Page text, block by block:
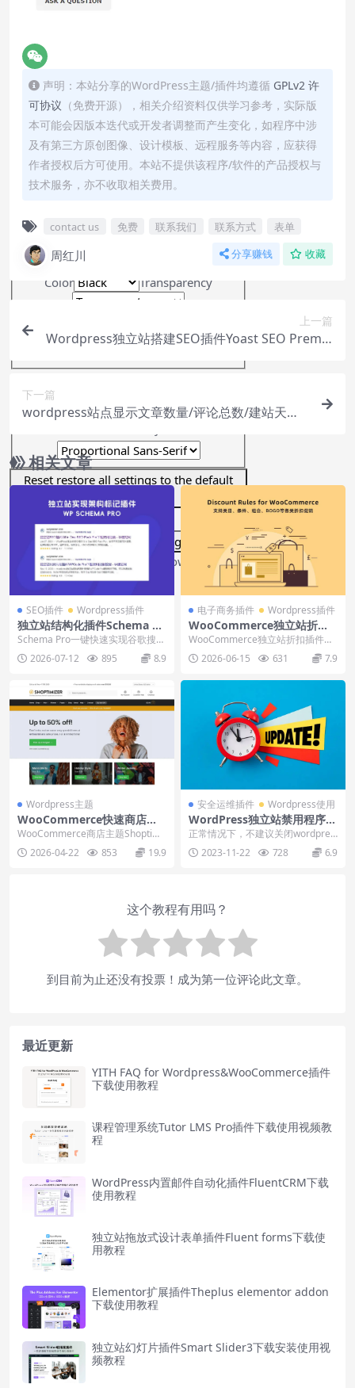
cancel and close the window.
Text
Color
Transparency
Background
Color
Transparency
Font Size
Reset restore all settings to the default
values
Done
Close Modal Dialog
End of dialog window.
声明：本站分享的WordPress主题/插件均遵循 GPLv2 许
可协议 （免费开源），相关介绍资料仅供学习参考，实际版
本可能会因版本迭代或开发者调整而产生变化，如程序中涉
及有第三方原创图像、设计模板、远程服务等内容，应获得
作者授权后方可使用。本站不提供该程序/软件的产品授权与
技术服务，亦不收取相关费用。
contact us 免费 联系我们 联系方式 表单
周红川 分享赚钱 收藏
上一篇
Wordpress独立站搭建SEO插件Yoast SEO Premiu
m下载安装视频
下一篇
wordpress站点显示文章数量/评论总数/建站天数/
相关文章
SEO插件 Wordpress插件
独立站结构化插件Schema Pr
o实现谷歌搜索结果SERP富媒
Schema Pro一键快速实现谷歌搜索
结果SERP富媒体信息展示，支持评
价、产...
2026-07-12 895 8.9
电子商务插件 Wordpress插件
WooCommerce独立站折扣
插件Discount Rules下载使用
WooCommerce独立站折扣插件Di
scount Rules for Woo...
2026-06-15 631 7.9
Wordpress主题
WooCommerce快速商店主
题Shoptimizer下载使用视频
教程
WooCommerce商店主题Shoptimi
zer，专注速度优化和页面转化率
的...2026-04-22 853 19.9
安全运维插件 Wordpress使用
WordPress独立站禁用程序主
题和插件自动更新（插件和代
码）
正常情况下，不建议关闭wordpres
s独立站的任何更新，特别是wordp
res...2023-11-22 728 6.9
这个教程有用吗？
到目前为止还没有投票！成为第一位评论此文章。
最近更新
YITH FAQ for Wordpress&WooCommerce插件
下载使用教程
课程管理系统Tutor LMS Pro插件下载使用视频教
程
WordPress内置邮件自动化插件FluentCRM下载
使用教程
独立站拖放式设计表单插件Fluent forms下载使
用教程
Elementor扩展插件Theplus elementor addon
下载使用教程
独立站幻灯片插件Smart Slider3下载安装使用视
频教程